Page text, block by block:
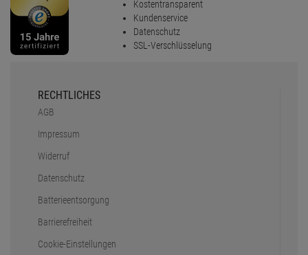
Kostentransparent
Kundenservice
Datenschutz
SSL-Verschlüsselung
RECHTLICHES
AGB
Impressum
Widerruf
Datenschutz
Batterieentsorgung
Barrierefreiheit
Cookie-Einstellungen